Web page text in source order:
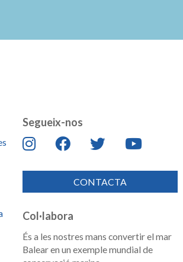
Segueix-nos
CONTACTA
Col·labora
És a les nostres mans convertir el mar
Balear en un exemple mundial de